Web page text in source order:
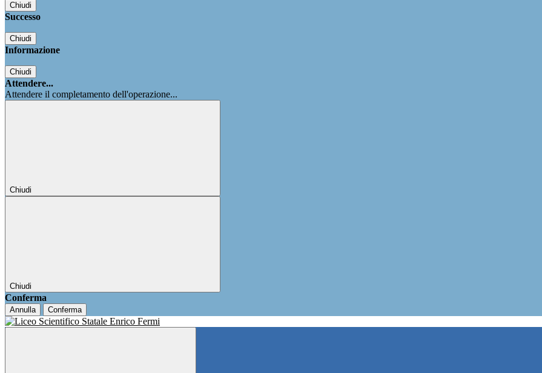
Chiudi
Successo
Chiudi
Informazione
Chiudi
Attendere...
Attendere il completamento dell'operazione...
Chiudi
Chiudi
Conferma
Annulla Conferma